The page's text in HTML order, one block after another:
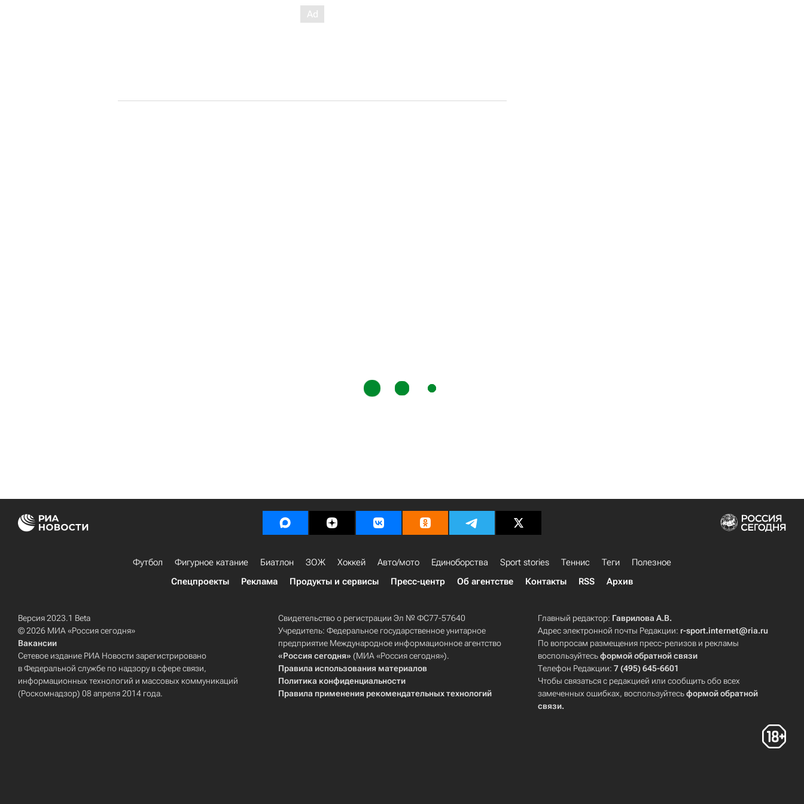
Футбол Фигурное катание Биатлон ЗОЖ Хоккей Авто/мото Единоборства Sport stories Теннис Теги
Полезное
Спецпроекты
Реклама Продукты и сервисы Пресс-центр Об агентстве Контакты RSS Архив
Версия 2023.1 Beta
© 2026 МИА «Россия сегодня»
Вакансии
Сетевое издание РИА Новости зарегистрировано
в Федеральной службе по надзору в сфере связи,
информационных технологий и массовых коммуникаций
(Роскомнадзор) 08 апреля 2014 года.
Свидетельство о регистрации Эл № ФС77-57640
Учредитель: Федеральное государственное унитарное
предприятие Международное информационное агентство
«Россия сегодня» (МИА «Россия сегодня»).
Правила использования материалов
Политика конфиденциальности
Правила применения рекомендательных технологий
Главный редактор: Гаврилова А.В.
Адрес электронной почты Редакции: r-sport.internet@ria.ru
По вопросам размещения пресс-релизов и рекламы
воспользуйтесьформой обратной связи
Телефон Редакции:7 (495) 645-6601
Чтобы связаться с редакцией или сообщить обо всех
замеченных ошибках, воспользуйтесьформой обратной
связи.